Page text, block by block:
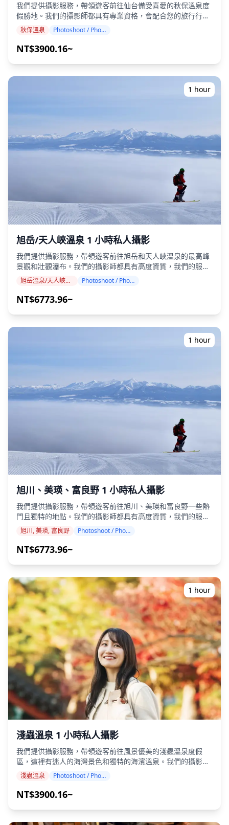
我們提供攝影服務，帶領遊客前往仙台備受喜愛的秋保溫泉度
假勝地。我們的攝影師都具有專業資格，會配合您的旅行行
程，捕捉自然構圖，並在秋保著名的瀑布、心形岩層和河畔旅
館中找到理想的攝影地點。（請與我們分享您喜歡的拍攝地
點！） 秋保溫泉的任何地方都可以進行攝影，並且可以提前 3
100 多張照片文件將在一周內交付，您可以選擇您最喜歡的 10
張照片進行重新交付。我們會進行調整以喚起特定的氛圍，如
意外下雨，則有三個選項可供選擇：（1）重新安排日期和時
間，（2）更改地點，或（3）取消拍攝。 ![]
(https://assets.hldycdn.com/cd4512ec-ea04-4158-9738-
(https://assets.hldycdn.com/9257a1b1-0c2a-4fb9-b1c2-
秋保溫泉 Photoshoot / Photo tour
NT$3900.16~
1 hour
旭岳/天人峽溫泉 1 小時私人攝影
我們提供攝影服務，帶領遊客前往旭岳和天人峽溫泉的最高峰
景觀和壯觀瀑布。我們的攝影師都具有高度資質，我們的服務
可以配合您的旅行行程，捕捉旭岳（北海道最高峰，海拔
2,290 公尺）、270 公尺高的羽衣瀑布和日本最早的秋季高山
苔原色彩的自然構圖。 攝影服務可在旭岳溫泉/天人峽溫泉的
語/日語的攝影師。 原始的 100 多張照片檔案將在一周內交
付，您可以選擇您最喜歡的 10 張照片進行重新交付。我們會
對照片進行校正，以喚起戲劇性的高海拔氛圍，如果需要，還
・如果在預定日期前 3 天預測拍攝地點會下雨，或者在拍攝當
天下雨，則有三個選項可供選擇：(1) 重新安排日期和時間，
(2) 更改地點，或 (3) 取消拍攝。 ![]
(https://assets.hldycdn.com/24515ca5-dacc-4211-af77-
(https://assets.hldycdn.com/65c3ae86-51e6-4d44-a0d4-
旭岳溫泉/天人峽溫泉 Photoshoot / Photo tour
NT$6773.96~
1 hour
旭川、美瑛、富良野 1 小時私人攝影
我們提供攝影服務，帶領遊客前往旭川、美瑛和富良野一些熱
門且獨特的地點。我們的攝影師都具有高度資質，我們的服務
可以配合您的旅行行程，捕捉自然的構圖並找到理想的攝影地
點。（請與我們分享您喜歡的拍攝地點！） 體驗北海道中部連
綿起伏的拼布山丘、著名的花田和季節性景觀的壯麗之美。從
場，捕捉日本最具上鏡的鄉村風光。 攝影服務可在旭川、美瑛
和富良野的任何地方進行，最多可提前 3 天預訂。我們將安排
一位會說英語/日語的攝影師。 原始的 100 多張照片檔案將在
一周內交付，您可以選擇您最喜歡的 10 張照片進行重新交
付。我們會進行調整以喚起特定的氛圍，如果需要，可以調整
情緒和顏色。 讓我們透過我們的攝影服務捕捉您在旭川、美瑛
和富良野的特別時刻！ ◆ 重要資訊： ・如果您在預定的會面
時間遲到，拍攝時間和交付的照片數量可能會減少。 ・如果在
預定日期前 3 天預測拍攝地點會下雨，或者在拍攝當天意外下
雨，則有三個選項可供選擇：（1）重新安排日期和時間，
（2）更改地點，或（3）取消拍攝。 ![]
(https://assets.hldycdn.com/24515ca5-dacc-4211-af77-
2ffc15f0befb.jpg)
旭川, 美瑛, 富良野 Photoshoot / Photo tour
NT$6773.96~
1 hour
淺蟲溫泉 1 小時私人攝影
我們提供攝影服務，帶領遊客前往風景優美的淺蟲溫泉度假
區，這裡有迷人的海灣景色和獨特的海濱溫泉。我們的攝影師
都具有很高的資質，我們的服務可以根據您的旅行行程進行調
整，捕捉自然的構圖，並在壯觀的陸奧灣日落、近海島嶼、沿
海鐵路和海濱溫泉設施中找到理想的攝影地點。（請與我們分
影，並且可以提前 3 天預訂。我們將安排一位會說英語/日語
的攝影師。 原始的 100 多張照片文件將在一周內交付，您可
淺蟲溫泉 Photoshoot / Photo tour
NT$3900.16~